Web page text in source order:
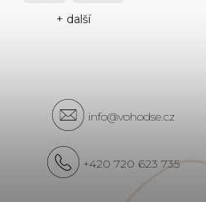
+ další
info@vohodse.cz
+420 720 623 735